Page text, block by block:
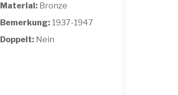
Material: Bronze
Bemerkung: 1937-1947
Doppelt: Nein